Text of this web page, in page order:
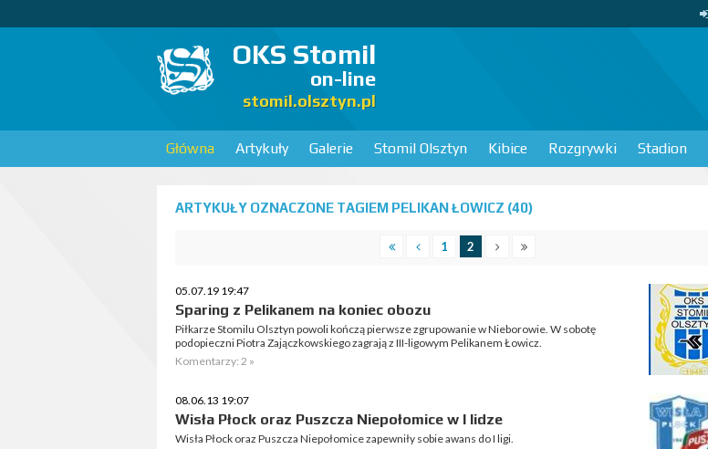
OKS Stomil
on-line
stomil.olsztyn.pl
Główna Artykuły Galerie Stomil Olsztyn Kibice Rozgrywki Stadion
ARTYKUŁY OZNACZONE TAGIEM PELIKAN ŁOWICZ (40)
1 2
05.07.19 19:47
Sparing z Pelikanem na koniec obozu
Piłkarze Stomilu Olsztyn powoli kończą pierwsze zgrupowanie w Nieborowie. W sobotę
podopieczni Piotra Zajączkowskiego zagrają z III-ligowym Pelikanem Łowicz.
Komentarzy: 2 »
08.06.13 19:07
Wisła Płock oraz Puszcza Niepołomice w I lidze
Wisła Płock oraz Puszcza Niepołomice zapewniły sobie awans do I ligi.